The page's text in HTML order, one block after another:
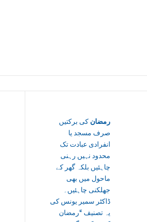
رمضان کی برکتیں
صرف مسجد یا
انفرادی عبادت تک
محدود نہیں رہنی
چاہئیں بلکہ گھر کے
ماحول میں بھی
جھلکنی چاہئیں۔
ڈاکٹر سمیر یونس کی
یہ تصنیف “رمضان